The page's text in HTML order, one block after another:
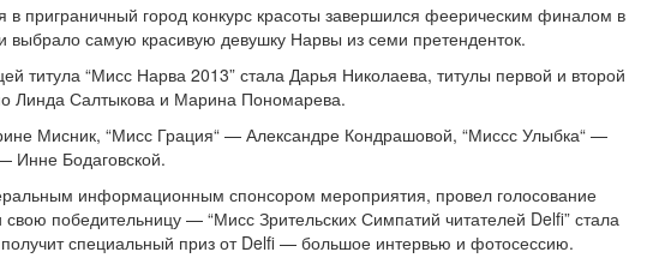
в приграничный город конкурс красоты завершился феерическим финалом в
выбрало самую красивую девушку Нарвы из семи претенденток.
титула “Мисс Нарва 2013” стала Дарья Николаева, титулы первой и второй
Линда Салтыкова и Марина Пономарева.
Мисник, “Мисс Грация“ — Александре Кондрашовой, “Миссс Улыбка“ —
Инне Бодаговской.
информационным спонсором мероприятия, провел голосование
победительницу — “Мисс Зрительских Симпатий читателей Delfi” стала
специальный приз от Delfi — большое интервью и фотосессию.